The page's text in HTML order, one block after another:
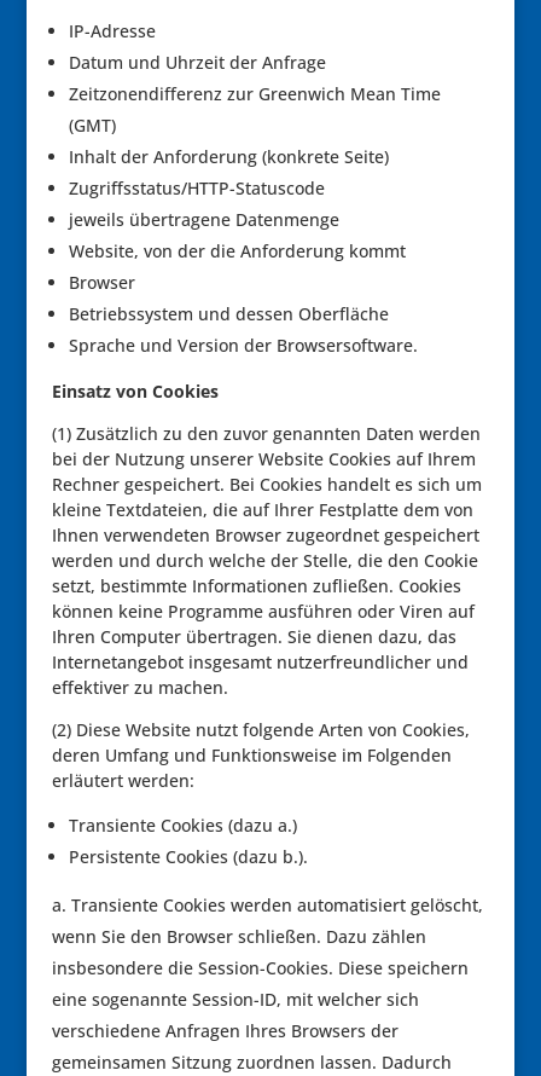
IP-Adresse
Datum und Uhrzeit der Anfrage
Zeitzonendifferenz zur Greenwich Mean Time
(GMT)
Inhalt der Anforderung (konkrete Seite)
Zugriffsstatus/HTTP-Statuscode
jeweils übertragene Datenmenge
Website, von der die Anforderung kommt
Browser
Betriebssystem und dessen Oberfläche
Sprache und Version der Browsersoftware.
Einsatz von Cookies
(1) Zusätzlich zu den zuvor genannten Daten werden
bei der Nutzung unserer Website Cookies auf Ihrem
Rechner gespeichert. Bei Cookies handelt es sich um
kleine Textdateien, die auf Ihrer Festplatte dem von
Ihnen verwendeten Browser zugeordnet gespeichert
werden und durch welche der Stelle, die den Cookie
setzt, bestimmte Informationen zufließen. Cookies
können keine Programme ausführen oder Viren auf
Ihren Computer übertragen. Sie dienen dazu, das
Internetangebot insgesamt nutzerfreundlicher und
effektiver zu machen.
(2) Diese Website nutzt folgende Arten von Cookies,
deren Umfang und Funktionsweise im Folgenden
erläutert werden:
Transiente Cookies (dazu a.)
Persistente Cookies (dazu b.).
Transiente Cookies werden automatisiert gelöscht,
wenn Sie den Browser schließen. Dazu zählen
insbesondere die Session-Cookies. Diese speichern
eine sogenannte Session-ID, mit welcher sich
verschiedene Anfragen Ihres Browsers der
gemeinsamen Sitzung zuordnen lassen. Dadurch